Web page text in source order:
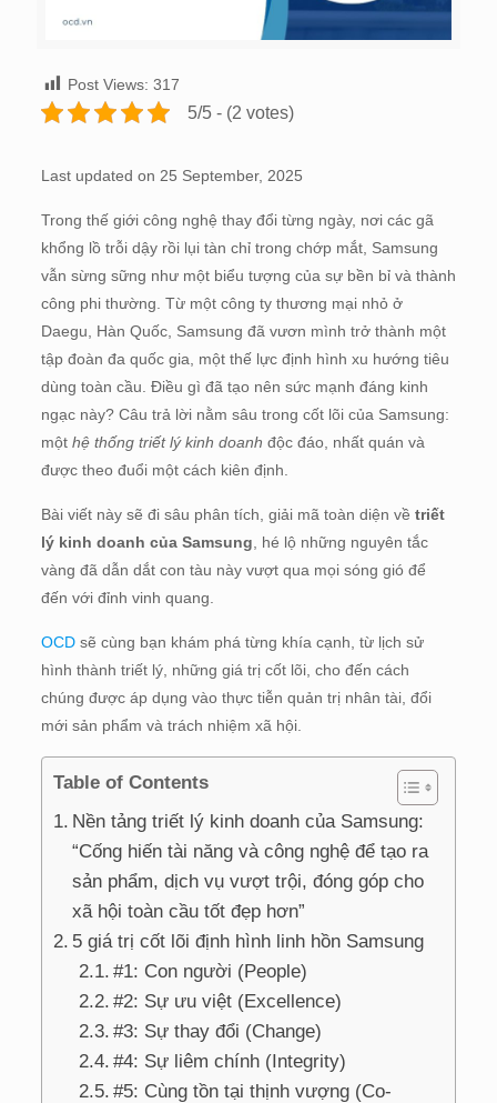
Post Views: 317
5/5 - (2 votes)
Last updated on 25 September, 2025
Trong thế giới công nghệ thay đổi từng ngày, nơi các gã
khổng lồ trỗi dậy rồi lụi tàn chỉ trong chớp mắt, Samsung
vẫn sừng sững như một biểu tượng của sự bền bỉ và thành
công phi thường. Từ một công ty thương mại nhỏ ở
Daegu, Hàn Quốc, Samsung đã vươn mình trở thành một
tập đoàn đa quốc gia, một thế lực định hình xu hướng tiêu
dùng toàn cầu. Điều gì đã tạo nên sức mạnh đáng kinh
ngạc này? Câu trả lời nằm sâu trong cốt lõi của Samsung:
một hệ thống triết lý kinh doanh độc đáo, nhất quán và
được theo đuổi một cách kiên định.
Bài viết này sẽ đi sâu phân tích, giải mã toàn diện về triết
lý kinh doanh của Samsung , hé lộ những nguyên tắc
vàng đã dẫn dắt con tàu này vượt qua mọi sóng gió để
đến với đỉnh vinh quang.
OCDsẽ cùng bạn khám phá từng khía cạnh, từ lịch sử
hình thành triết lý, những giá trị cốt lõi, cho đến cách
chúng được áp dụng vào thực tiễn quản trị nhân tài, đổi
mới sản phẩm và trách nhiệm xã hội.
Table of Contents
Nền tảng triết lý kinh doanh của Samsung:
“Cống hiến tài năng và công nghệ để tạo ra
sản phẩm, dịch vụ vượt trội, đóng góp cho
xã hội toàn cầu tốt đẹp hơn”
5 giá trị cốt lõi định hình linh hồn Samsung
#1: Con người (People)
#2: Sự ưu việt (Excellence)
#3: Sự thay đổi (Change)
#4: Sự liêm chính (Integrity)
#5: Cùng tồn tại thịnh vượng (Co-